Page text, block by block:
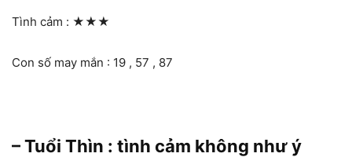
Tình cảm : ★★★
Con số may mắn : 19 , 57 , 87
– Tuổi Thìn : tình cảm không như ý